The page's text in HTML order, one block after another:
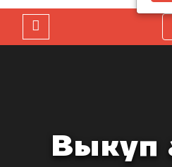
Выкуп